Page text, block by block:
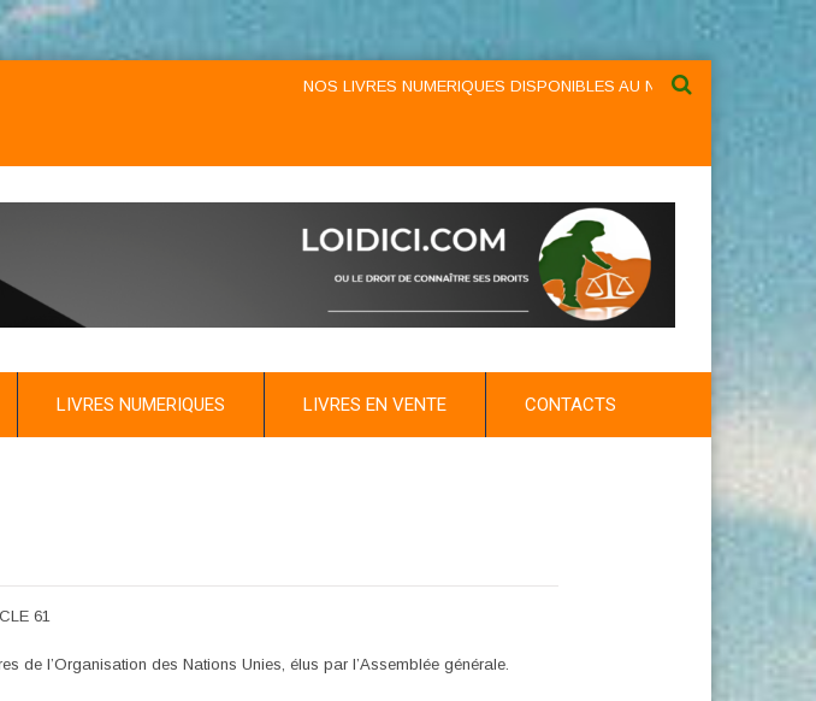
NOS LIVRES NUMERIQUES DISPONIBLES AU NIVEAU DU MENU ...NOS
LIVRES NUMERIQUES LIVRES EN VENTE CONTACTS
61
de l’Organisation des Nations Unies, élus par l’Assemblée générale.